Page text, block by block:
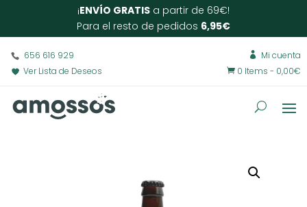
¡ENVÍO GRATIS a partir de 69€!
Para el resto de pedidos 6,95€
656 616 929
Ver Lista de Deseos
 Mi cuenta
 0 Items - 0,00€